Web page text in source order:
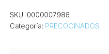
SKU: 0000007986
Categoría: PRECOCINADOS